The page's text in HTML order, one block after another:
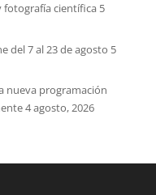
fotografía científica 5
del 7 al 23 de agosto 5
nueva programación
4 agosto, 2026